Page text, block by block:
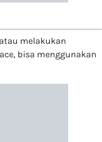
melakukan
bisa menggunakan